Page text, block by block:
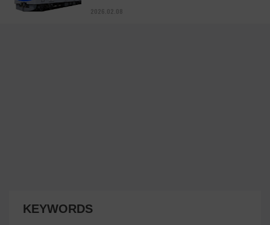
2026.02.08
KEYWORDS